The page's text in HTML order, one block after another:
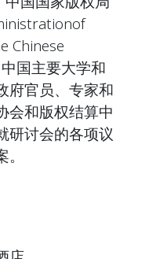
Chinese
国主要大学和
府官员、专家和
会和版权结算中
研讨会的各项议